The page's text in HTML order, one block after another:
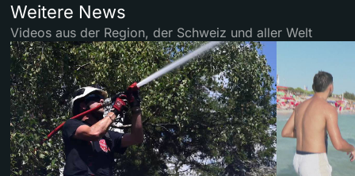
Weitere News
Videos aus der Region, der Schweiz und aller Welt